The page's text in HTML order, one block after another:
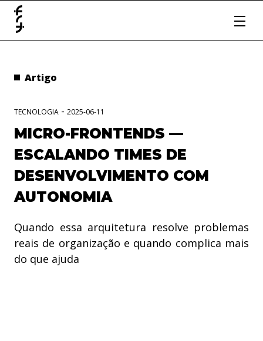
Artigo
TECNOLOGIA - 2025-06-11
MICRO-FRONTENDS —
ESCALANDO TIMES DE
DESENVOLVIMENTO COM
AUTONOMIA
Quando essa arquitetura resolve problemas
reais de organização e quando complica mais
do que ajuda